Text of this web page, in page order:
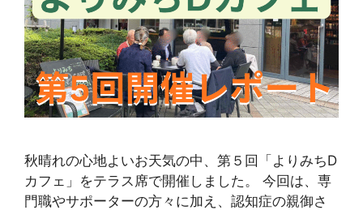
秋晴れの心地よいお天気の中、第５回「よりみちD
カフェ」をテラス席で開催しました。 今回は、専
門職やサポーターの方々に加え、認知症の親御さ